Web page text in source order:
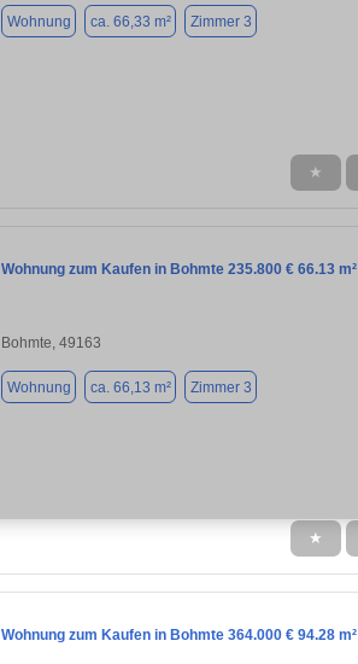
Wohnung ca. 66,33 m² Zimmer 3
★
Wohnung zum Kaufen in Bohmte 235.800 € 66.13 m²
Bohmte, 49163
Wohnung ca. 66,13 m² Zimmer 3
★
Wohnung zum Kaufen in Bohmte 364.000 € 94.28 m²